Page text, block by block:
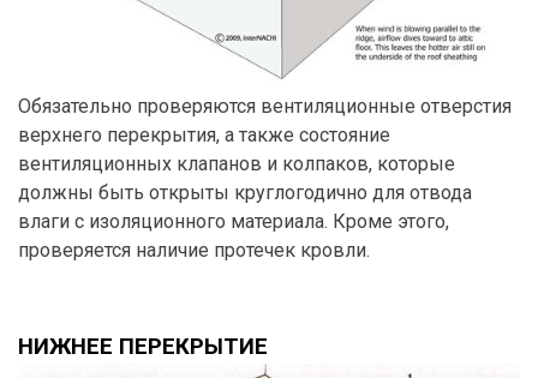
Обязательно проверяются вентиляционные отверстия
верхнего перекрытия, а также состояние
вентиляционных клапанов и колпаков, которые
должны быть открыты круглогодично для отвода
влаги с изоляционного материала. Кроме этого,
проверяется наличие протечек кровли.
НИЖНЕЕ ПЕРЕКРЫТИЕ